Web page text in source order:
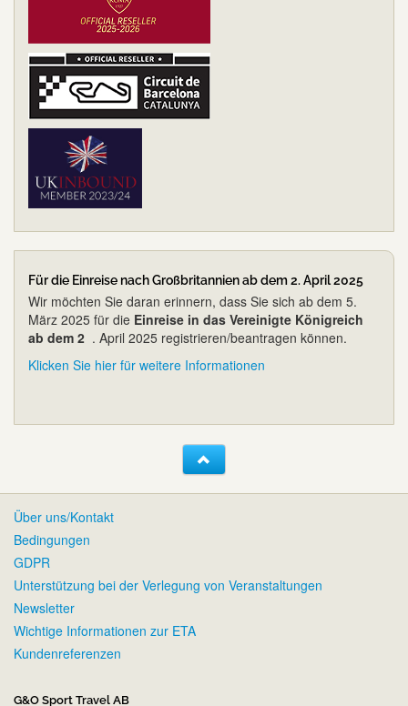
Für die Einreise nach Großbritannien ab dem 2. April 2025
Wir möchten Sie daran erinnern, dass Sie sich ab dem 5.
März 2025 für die Einreise in das Vereinigte Königreich
ab dem 2 . April 2025 registrieren/beantragen können.
Klicken Sie hier für weitere Informationen
Über uns/Kontakt
Bedingungen
GDPR
Unterstützung bei der Verlegung von Veranstaltungen
Newsletter
Wichtige Informationen zur ETA
Kundenreferenzen
G&O Sport Travel AB